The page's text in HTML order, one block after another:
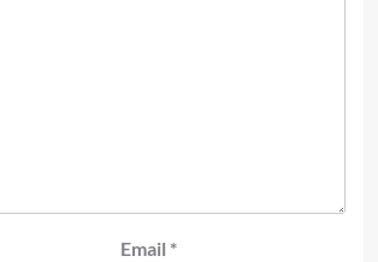
Email *